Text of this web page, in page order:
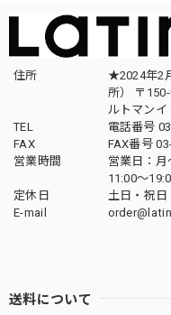
住所
★2024年2
所） 〒
ルトマンイ
TEL
電話番号
FAX
FAX番号
営業時間
営業日：月
11:00〜
定休日
土日・祝日
E-mail
送料について